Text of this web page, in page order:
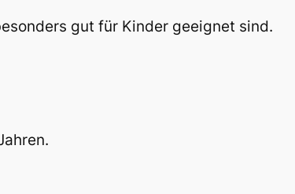
gut für Kinder geeignet sind.